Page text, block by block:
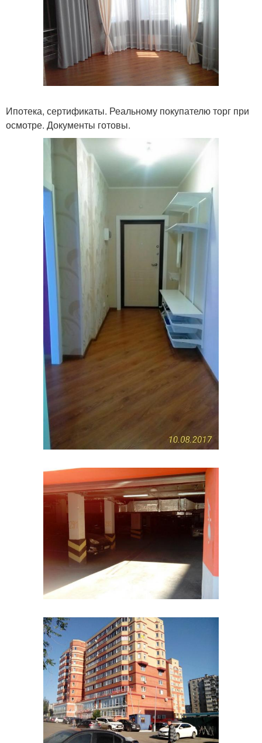
Ипотека, сертификаты. Реальному покупателю торг при
осмотре. Документы готовы.